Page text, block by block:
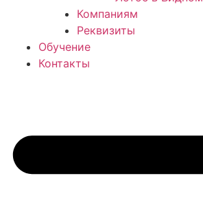
Компаниям
Реквизиты
Обучение
Контакты